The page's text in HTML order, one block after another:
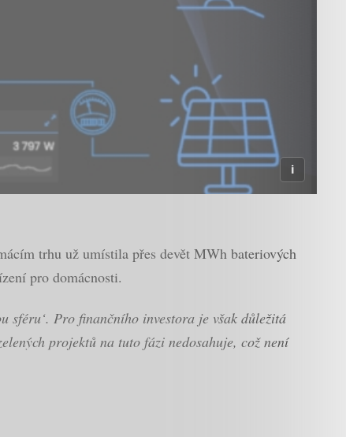
trhu už umístila přes devět MWh bateriových
pro domácnosti.
sféru‘. Pro finančního investora je však důležitá
projektů na tuto fázi nedosahuje, což není